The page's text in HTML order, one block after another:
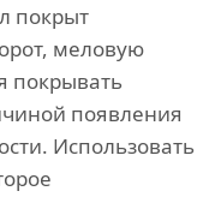
покрыт
меловую
покрывать
появления
Использовать